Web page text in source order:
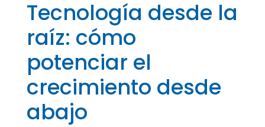
Tecnología desde la
raíz: cómo
potenciar el
crecimiento desde
abajo